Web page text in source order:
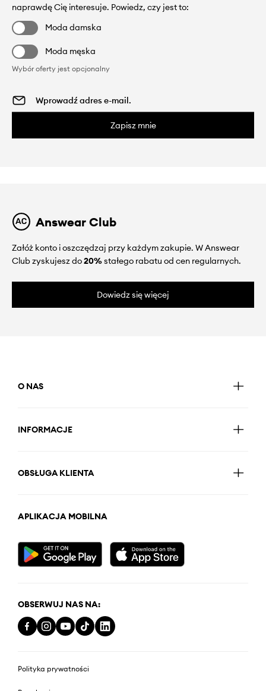
naprawdę Cię interesuje. Powiedz, czy jest to:
Moda damska
Moda męska
Wybór oferty jest opcjonalny
Zapisz mnie
Answear Club
Załóż konto i oszczędzaj przy każdym zakupie. W Answear
Club zyskujesz do20%stałego rabatu od cen regularnych.
Dowiedz się więcej
O NAS
INFORMACJE
OBSŁUGA KLIENTA
APLIKACJA MOBILNA
OBSERWUJ NAS NA:
Polityka prywatności